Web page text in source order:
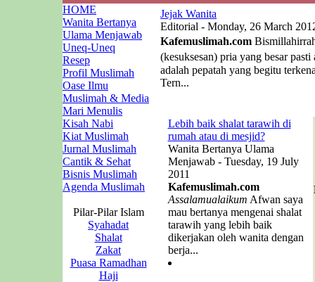
HOME
Wanita Bertanya
Ulama Menjawab
Uneq-Uneq
Resep
Profil Muslimah
Oase Ilmu
Muslimah & Media
Mari Menulis
Kisah Nabi
Kiat Muslimah
Jurnal Muslimah
Cantik & Sehat
Bisnis Muslimah
Agenda Muslimah
Pilar-Pilar Islam
Syahadat
Shalat
Zakat
Puasa Ramadhan
Haji
Jejak Wanita
Editorial - Monday, 26 March
Kafemuslimah.com
(kesuksesan) pria yang besar
adalah pepatah yang begitu
Tern...
Lebih baik shalat tarawih di
rumah atau di mesjid?
Wanita Bertanya Ulama
Menjawab - Tuesday, 19 July
2011
Kafemuslimah.com
Assalamualaikum Afwan saya
mau bertanya mengenai shalat
tarawih yang lebih baik
dikerjakan oleh wanita dengan
berja...